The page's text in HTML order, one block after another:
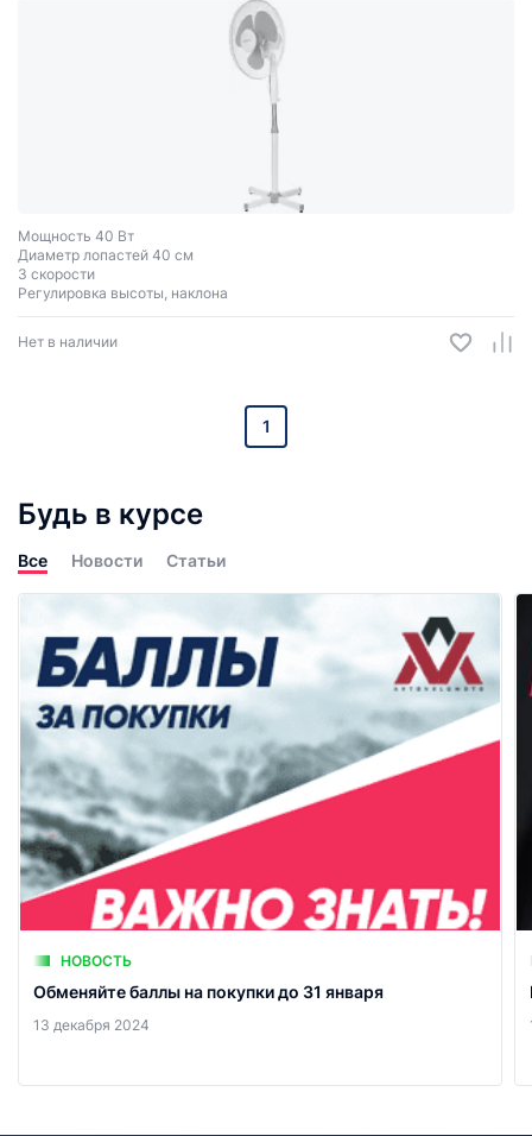
Мощность 40 Вт
Диаметр лопастей 40 см
3 скорости
Регулировка высоты, наклона
Нет в наличии
1
Будь в курсе
Все Новости Статьи
НОВОСТЬ
Обменяйте баллы на покупки до 31 января
13 декабря 2024